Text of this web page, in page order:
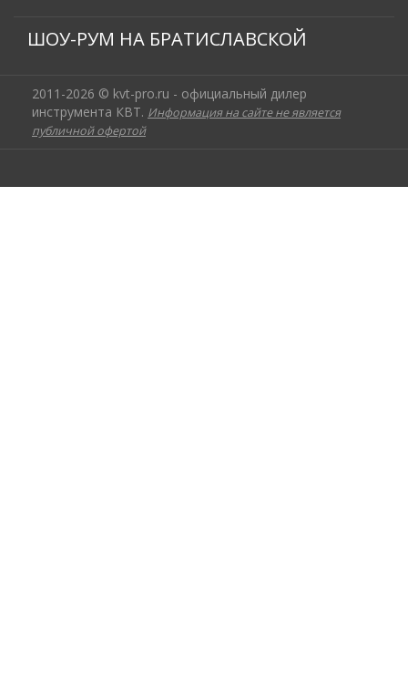
ШОУ-РУМ НА БРАТИСЛАВСКОЙ
2011-2026 © kvt-pro.ru - официальный дилер
инструмента КВТ. Информация на сайте не является
публичной офертой